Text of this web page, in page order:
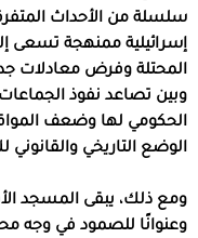
سلسلة من الأحداث
إسرائيلية ممنهجة تسعى
المحتلة وفرض معادلات
وبين تصاعد نفوذ
الحكومي لها وضعف
الوضع التاريخي والقانوني
ومع ذلك، يبقى المسجد
وعنوانًا للصمود في وجه